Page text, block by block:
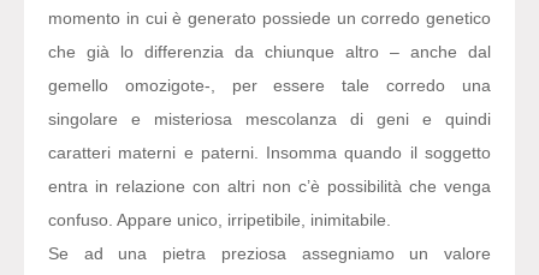
momento in cui è generato possiede un corredo genetico
che già lo differenzia da chiunque altro – anche dal
gemello omozigote-, per essere tale corredo una
singolare e misteriosa mescolanza di geni e quindi
caratteri materni e paterni. Insomma quando il soggetto
entra in relazione con altri non c’è possibilità che venga
confuso. Appare unico, irripetibile, inimitabile.
Se ad una pietra preziosa assegniamo un valore